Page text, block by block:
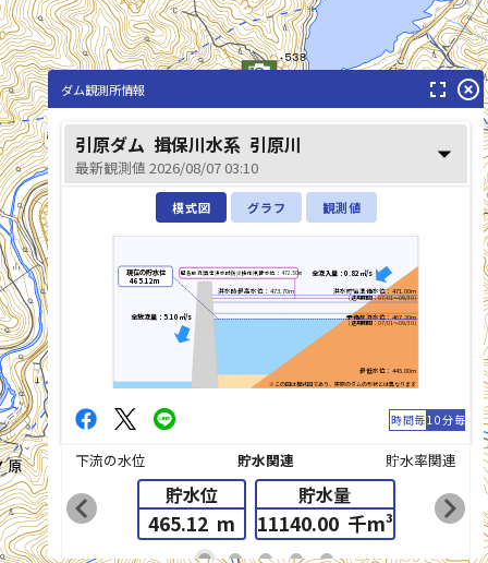
引原川(ひきはらがわ)
list_alt
ダム観測所情報 fullscreen highlight_off
引原ダム 揖保川水系 引原川
最新観測値 2026/08/07 03:10 arrow_drop_down
模式図 グラフ 観測値
※この図は模式図であり、実際のダムの形状とは異なります
洪水時最高水位：473.70m
緊急放流(異常洪水時防災操作)判断水位：472.50m
洪水貯留準備水位：471.00m
(適用期間：07/01～09/30)
予備放流水位：467.20m
(適用期間：07/01～09/30)
最低水位：445.00m
現在の貯水位
465.12m
全流入量：0.82㎥/s
全放流量：5.10㎥/s
時間毎10分毎
下流の水位 貯水関連 貯水率関連
貯水位
465.12 m
貯水量
11140.00 千m³
chevron_left chevron_right